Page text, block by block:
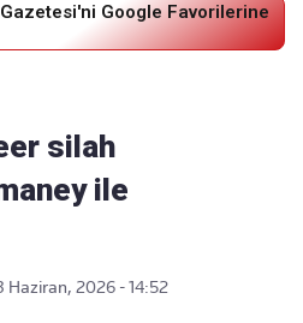
Google Favorilerine
silah
ile
Haziran, 2026 - 14:52